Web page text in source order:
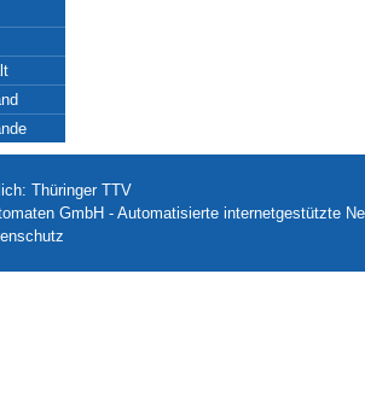
Thüringer TTV
GmbH - Automatisierte internetgestützte